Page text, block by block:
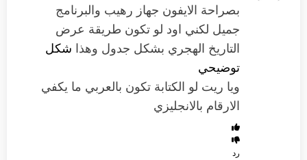
بصراحة الايفون جهاز رهيب والبرنامج
جميل لكني اود لو تكون طريقة عرض
التاريخ الهجري بشكل جدول وهذا شكل
توضيحي
ويا ريت لو الكتابة تكون بالعربي ما يكفي
الارقام بالانجليزي
رد